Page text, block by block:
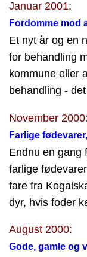
Januar 2001:
Fordomme mod
Et nyt år og en
for behandling
kommune eller
behandling -
November 2000:
Farlige
Endnu en gang
farlige
fare fra
dyr, hvis foder
August 2000:
Gode, gamle og